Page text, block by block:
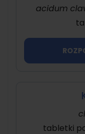
acidum
tabletki